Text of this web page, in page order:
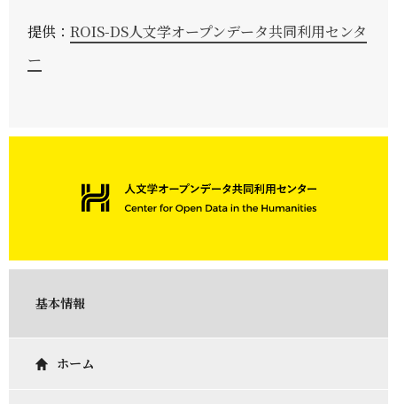
提供：ROIS-DS人文学オープンデータ共同利用センタ
ー
基本情報
ホーム